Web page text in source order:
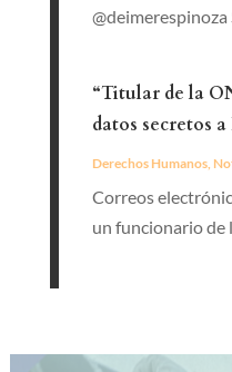
@deimerespinoza
“Titular de la
datos secretos a
Derechos Humanos,
Correos
un funcionario de